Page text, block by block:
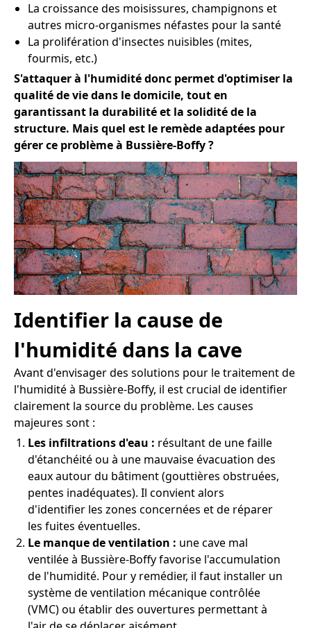
La croissance des moisissures, champignons et
autres micro-organismes néfastes pour la santé
La prolifération d'insectes nuisibles (mites,
fourmis, etc.)
S'attaquer à l'humidité donc permet d'optimiser la
qualité de vie dans le domicile, tout en
garantissant la durabilité et la solidité de la
structure. Mais quel est le remède adaptées pour
gérer ce problème à Bussière-Boffy ?
Identifier la cause de
l'humidité dans la cave
Avant d'envisager des solutions pour le traitement de
l'humidité à Bussière-Boffy, il est crucial de identifier
clairement la source du problème. Les causes
majeures sont :
Les infiltrations d'eau : résultant de une faille
d'étanchéité ou à une mauvaise évacuation des
eaux autour du bâtiment (gouttières obstruées,
pentes inadéquates). Il convient alors
d'identifier les zones concernées et de réparer
les fuites éventuelles.
Le manque de ventilation : une cave mal
ventilée à Bussière-Boffy favorise l'accumulation
de l'humidité. Pour y remédier, il faut installer un
système de ventilation mécanique contrôlée
(VMC) ou établir des ouvertures permettant à